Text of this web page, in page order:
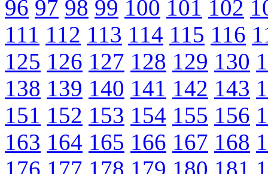
96 97 98 99 100 101 102
111 112 113 114 115 116
125 126 127 128 129 130
138 139 140 141 142 143
151 152 153 154 155 156
163 164 165 166 167 168
176 177 178 179 180 181